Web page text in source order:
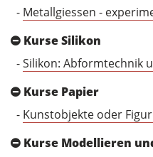
- Metallgiessen -
Kurse Silikon
-Silikon: Abformtechnik
Kurse Papier
- Kunstobjekte oder
Kurse Modellieren